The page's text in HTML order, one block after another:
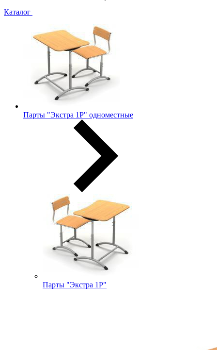
Каталог
Парты "Экстра 1Р" одноместные
Парты "Экстра 1Р"